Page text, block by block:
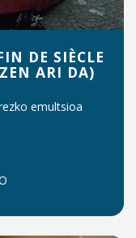
DE SIÈCLE
ARI DA)
emultsioa